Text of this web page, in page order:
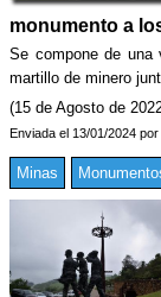
monumento a
Se compone de una
martillo de minero
(15 de Agosto de
Enviada el 13/01/2024 por
Minas